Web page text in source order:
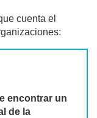
cuenta el
encontrar un
de la